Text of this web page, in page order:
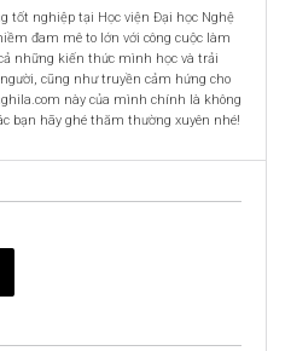
tốt nghiệp tại Học viện Đại học Nghệ
đam mê to lớn với công cuộc làm
những kiến thức mình học và trải
cũng như truyền cảm hứng cho
này của mình chính là không
bạn hãy ghé thăm thường xuyên nhé!